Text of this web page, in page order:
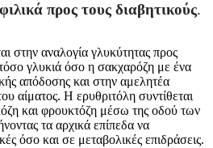
προς τους διαβητικούς.
στην αναλογία γλυκύτητας προς
γλυκιά όσο η σακχαρόζη με ένα
απόδοσης και στην αμελητέα
αίματος. Η ερυθριτόλη συντίθεται
και φρουκτόζη μέσω της οδού των
τα αρχικά επίπεδα να
όσο και σε μεταβολικές επιδράσεις.